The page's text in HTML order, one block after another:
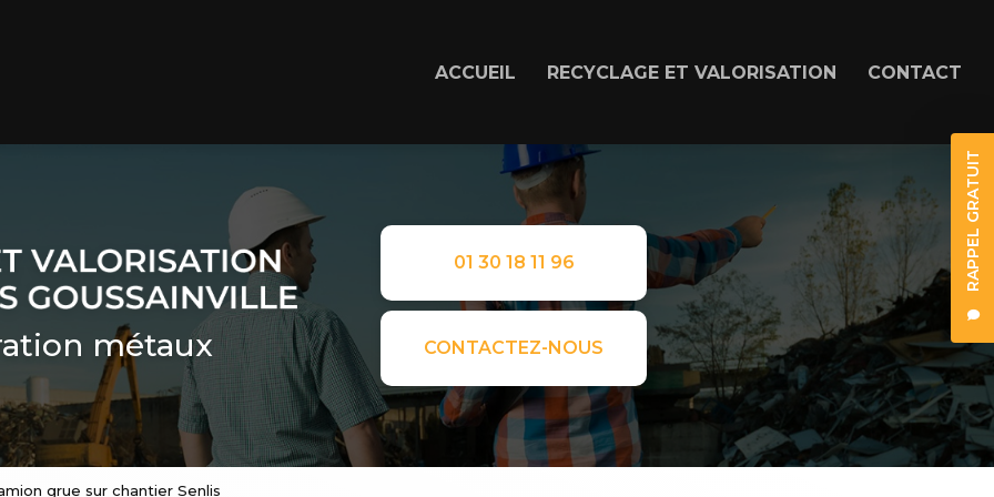
RAPPEL GRATUIT
ACCUEIL RECYCLAGE ET VALORISATION CONTACT
métaux
01 30 18 11 96
CONTACTEZ-NOUS
grue sur chantier Senlis